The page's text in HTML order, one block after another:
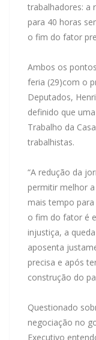
trabalhadores: a
para 40 horas
o fim do fator
Ambos os
feria (29)com o
Deputados,
definido que
Trabalho da
trabalhistas.
“A redução da
permitir melhor
mais tempo
o fim do fator é
injustiça, a
aposenta
precisa e após
construção do
Questionado
negociação no
Executivo